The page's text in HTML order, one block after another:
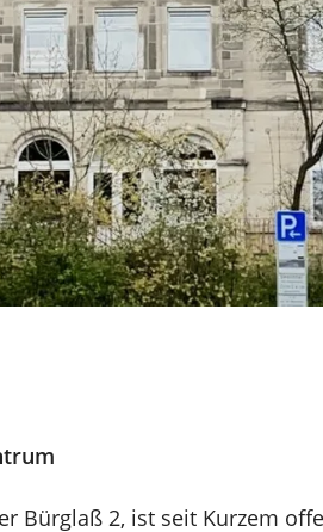
Bürglaß 2, ist seit Kurzem